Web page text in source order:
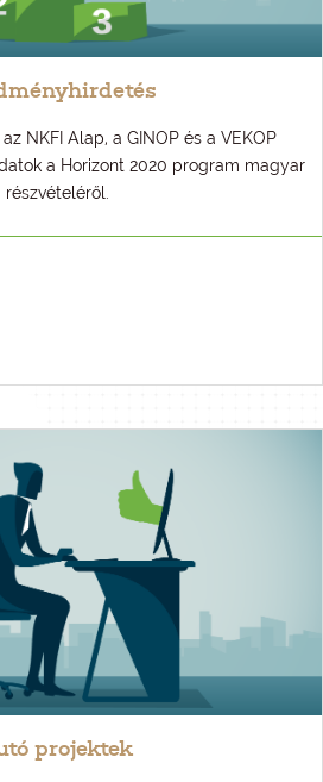
NKFI Alap, a GINOP és a VEKOP
a Horizont 2020 program magyar
részvételéről.
projektek